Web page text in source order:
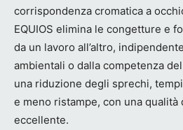
corrispondenza cromatica a
EQUIOS elimina le congetture e
da un lavoro all’altro,
ambientali o dalla competenza
una riduzione degli sprechi,
e meno ristampe, con una qualità
eccellente.